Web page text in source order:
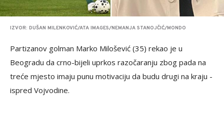
IZVOR: DUŠAN MILENKOVIĆ/ATA IMAGES/NEMANJA STANOJČIĆ/MONDO
Partizanov golman Marko Milošević (35) rekao je u
Beogradu da crno-bijeli uprkos razočaranju zbog pada na
treće mjesto imaju punu motivaciju da budu drugi na kraju -
ispred Vojvodine.